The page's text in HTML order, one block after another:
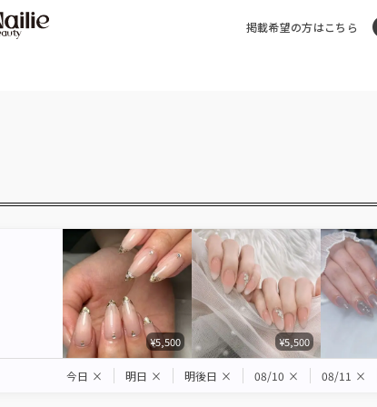
掲載希望の方はこちら
¥5,500 ¥5,500
今日 × 明日 × 明後日 × 08/10 × 08/11 ×